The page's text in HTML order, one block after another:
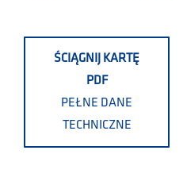
ŚCIĄGNIJ KARTĘ
PDF
PEŁNE DANE
TECHNICZNE